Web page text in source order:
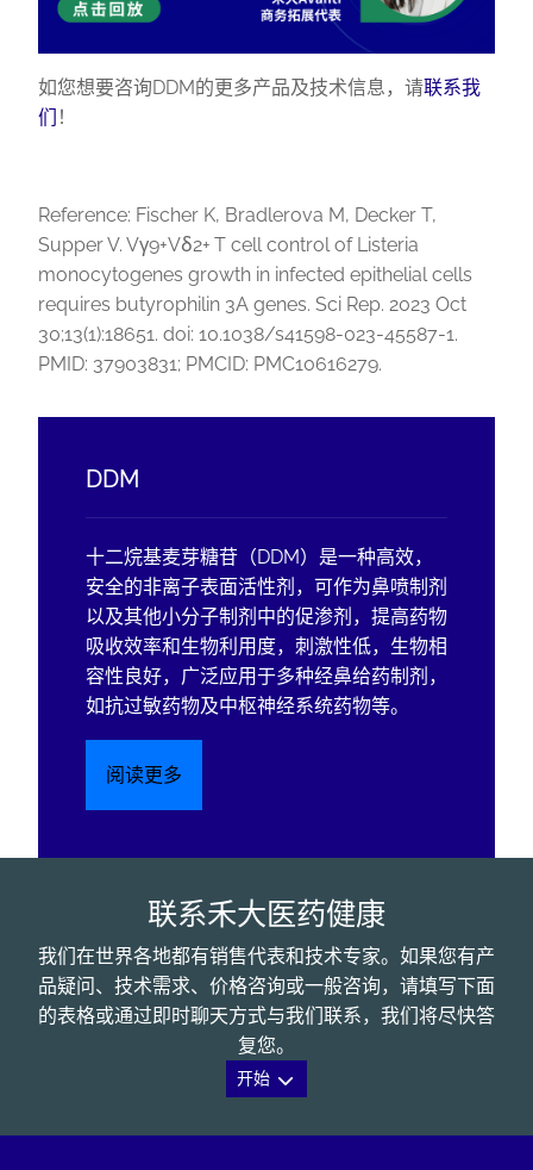
如您想要咨询DDM的更多产品及技术信息，请联系我
们 ！
Reference: Fischer K, Bradlerova M, Decker T,
Supper V. Vγ9+Vδ2+ T cell control of Listeria
monocytogenes growth in infected epithelial cells
requires butyrophilin 3A genes. Sci Rep. 2023 Oct
30;13(1):18651. doi: 10.1038/s41598-023-45587-1.
PMID: 37903831; PMCID: PMC10616279.
DDM
十二烷基麦芽糖苷（DDM）是一种高效，
安全的非离子表面活性剂，可作为鼻喷制剂
以及其他小分子制剂中的促渗剂，提高药物
吸收效率和生物利用度，刺激性低，生物相
容性良好，广泛应用于多种经鼻给药制剂，
如抗过敏药物及中枢神经系统药物等。
阅读更多
联系禾大医药健康
我们在世界各地都有销售代表和技术专家。如果您有产
品疑问、技术需求、价格咨询或一般咨询，请填写下面
的表格或通过即时聊天方式与我们联系，我们将尽快答
复您。
开始